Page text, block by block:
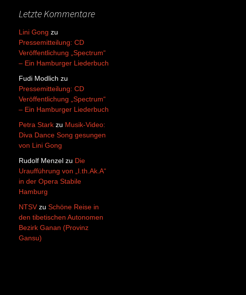
Letzte Kommentare
Lini Gong zu
Pressemitteilung: CD
Veröffentlichung „Spectrum“
– Ein Hamburger Liederbuch
Fudi Modlich zu
Pressemitteilung: CD
Veröffentlichung „Spectrum“
– Ein Hamburger Liederbuch
Petra Stark zu Musik-Video:
Diva Dance Song gesungen
von Lini Gong
Rudolf Menzel zu Die
Uraufführung von „I.th.Ak.A“
in der Opera Stabile
Hamburg
NTSV zu Schöne Reise in
den tibetischen Autonomen
Bezirk Ganan (Provinz
Gansu)